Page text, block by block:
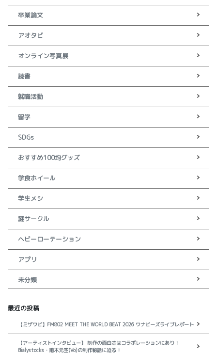
卒業論文
アオタビ
オンライン写真展
読書
就職活動
留学
SDGs
おすすめ100均グッズ
学食ホイール
学生メシ
謎サークル
ヘビーローテーション
アプリ
未分類
最近の投稿
【ミザワビ】FM802 MEET THE WORLD BEAT 2026 ワナビーズライブレポート
【アーティストインタビュー】 制作の面白さはコラボレーションにあり！
Bialystocks・甫木元空(Vo)の制作秘話に迫る！